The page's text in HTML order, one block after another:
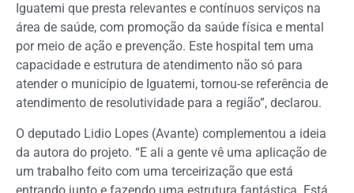
Iguatemi que presta relevantes e contínuos serviços na
área de saúde, com promoção da saúde física e mental
por meio de ação e prevenção. Este hospital tem uma
capacidade e estrutura de atendimento não só para
atender o município de Iguatemi, tornou-se referência de
atendimento de resolutividade para a região”, declarou.
O deputado Lidio Lopes (Avante) complementou a ideia
da autora do projeto. “E ali a gente vê uma aplicação de
um trabalho feito com uma terceirização que está